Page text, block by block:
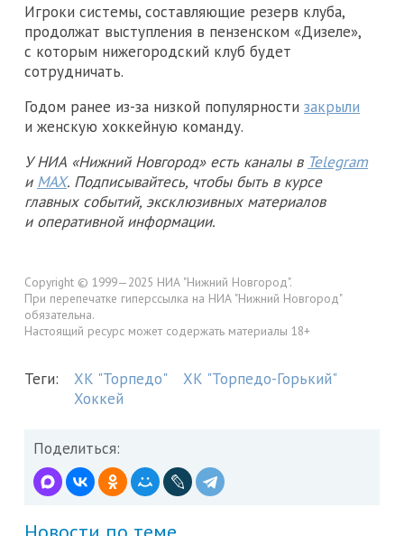
Игроки системы, составляющие резерв клуба,
продолжат выступления в пензенском «Дизеле»,
с которым нижегородский клуб будет
сотрудничать.
Годом ранее из-за низкой популярности закрыли
и женскую хоккейную команду.
У НИА «Нижний Новгород» есть каналы в Telegram
и MAX. Подписывайтесь, чтобы быть в курсе
главных событий, эксклюзивных материалов
и оперативной информации.
Copyright © 1999—2025 НИА "Нижний Новгород".
При перепечатке гиперссылка на НИА "Нижний Новгород"
обязательна.
Настоящий ресурс может содержать материалы 18+
Теги: ХК "Торпедо"
ХК "Торпедо-Горький"
Хоккей
Поделиться: